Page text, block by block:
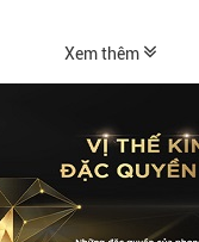
Xem thêm